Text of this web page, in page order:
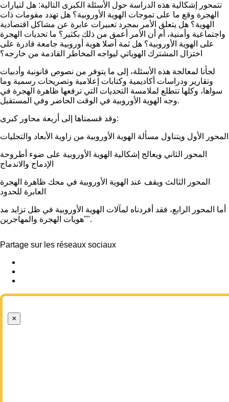
تتمحور إشكالية هذه الدراسة حول الأسئلة الكبرى التالية: هل لتيارات
الهجرة وقع ما على تموجات الهوية الأوروبية؟ هل تهدد مقومات ذات
الهوية؟ هل يتعلق الأمر بمجرد تعبيرات عابرة عن مشاكل اقتصادية
واجتماعية وأمنية، أم أن الأمر أعمق من ذلك بكثير؟ ما تحديات الهجرة
على الهوية الأوروبية؟ هل ثمة أصلا هوية أوروبية جامعة قادرة على
اختزال المشترك الهوياتي ليواجه المخاطر القادمة من خارجه؟
لجأنا لمعالجة هذه الأسئلة، إلى ما يتوفر من نصوص قانونية وأدبيات
وتقارير ودراسات أكاديمية وكتابات إعلامية وتصريحات رسمية وما
سواها، وكلها تتطلع لملامسة التحديات التي ترفعها ظاهرة الهجرة في
وجه الهوية الأوروبية في الوقت الحاضر وفي المستقبل.
وقد قسمناها إلى أربعة محاور كبرى:
المحور الأول ويتناول مسألة الهوية الأوروبية من زاوية الأبعاد والتجليات
المحور الثاني ويعالج إشكالية الهوية الأوروبية على ضوء أطروحة
الإدماج والاندماج
المحور الثالث ويقف عند الهوية الأوروبية في محك ظاهرة الهجرة
العابرة للحدود
أما المحور الرابع، فقد أفردناه لمآلات الهوية الأوروبية في ظل تزايد مد
"هويات الهجرة والمهاجرين".
Partage sur les réseaux sociaux
×